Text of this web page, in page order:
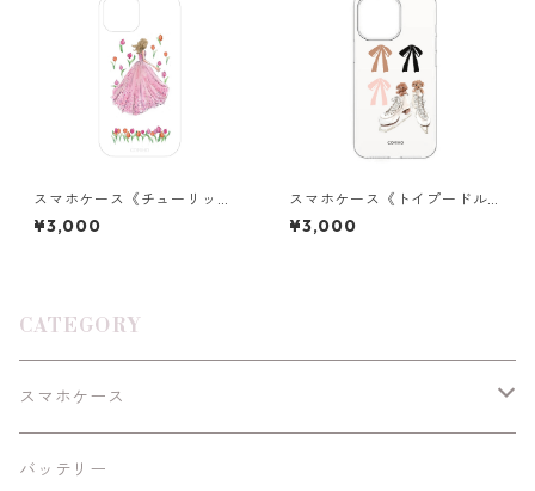
スマホケース《チューリッ
プ》クリア
¥3,000
スマホケース《トイプードル
とアイススケート》クリア
¥3,000
CATEGORY
スマホケース
Android
バッテリー